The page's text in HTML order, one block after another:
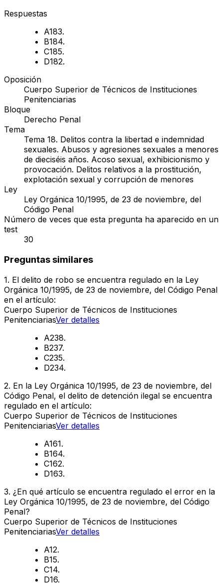
Respuestas
A183.
B184.
C185.
D182.
Oposición
Cuerpo Superior de Técnicos de Instituciones
Penitenciarias
Bloque
Derecho Penal
Tema
Tema 18. Delitos contra la libertad e indemnidad
sexuales. Abusos y agresiones sexuales a menores
de dieciséis años. Acoso sexual, exhibicionismo y
provocación. Delitos relativos a la prostitución,
explotación sexual y corrupción de menores
Ley
Ley Orgánica 10/1995, de 23 de noviembre, del
Código Penal
Número de veces que esta pregunta ha aparecido en un
test
30
Preguntas similares
1. El delito de robo se encuentra regulado en la Ley
Orgánica 10/1995, de 23 de noviembre, del Código Penal
en el artículo:
Cuerpo Superior de Técnicos de Instituciones
PenitenciariasVer detalles
A238.
B237.
C235.
D234.
2. En la Ley Orgánica 10/1995, de 23 de noviembre, del
Código Penal, el delito de detención ilegal se encuentra
regulado en el artículo:
Cuerpo Superior de Técnicos de Instituciones
PenitenciariasVer detalles
A161.
B164.
C162.
D163.
3. ¿En qué artículo se encuentra regulado el error en la
Ley Orgánica 10/1995, de 23 de noviembre, del Código
Penal?
Cuerpo Superior de Técnicos de Instituciones
PenitenciariasVer detalles
A12.
B15.
C14.
D16.